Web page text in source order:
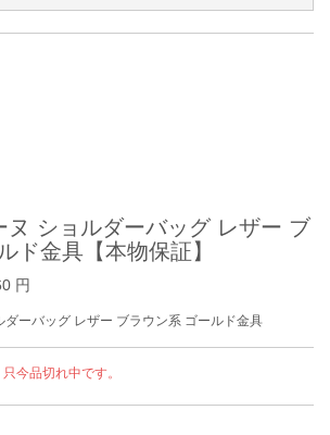
ヌ ショルダーバッグ レザー ブ
ド金具【本物保証】
円
ーバッグ レザー ブラウン系 ゴールド金具
今品切れ中です。